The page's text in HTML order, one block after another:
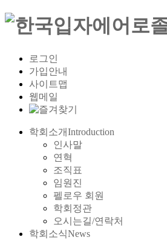
로그인
가입안내
사이트맵
웹메일
학회소개Introduction
인사말
연혁
조직표
임원진
펠로우 회원
학회정관
오시는길/연락처
학회소식News